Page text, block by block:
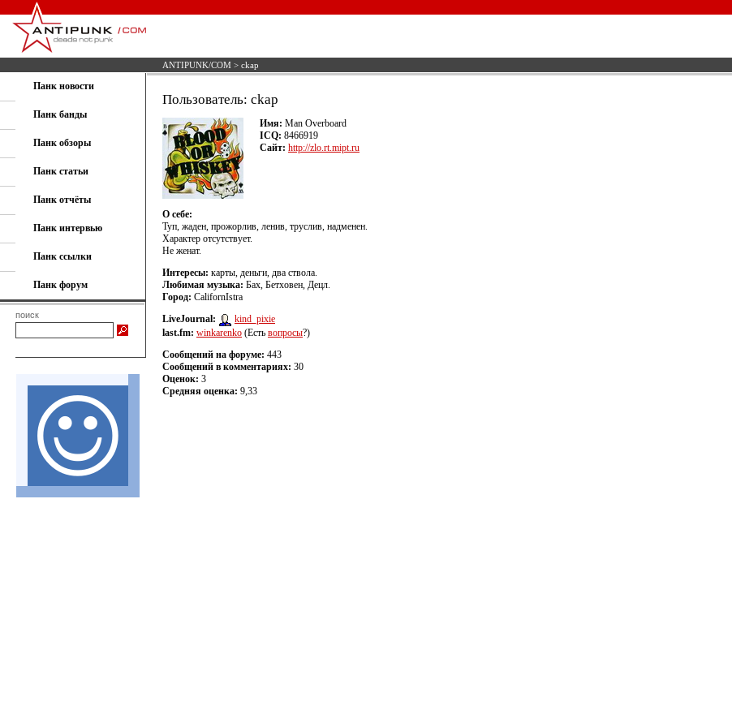
ANTIPUNK/COM > ckap
Панк новости
Панк банды
Панк обзоры
Панк статьи
Панк отчёты
Панк интервью
Панк ссылки
Панк форум
поиск
Пользователь: ckap
Имя: Man Overboard
ICQ: 8466919
Сайт: http://zlo.rt.mipt.ru
О себе:
Туп, жаден, прожорлив, ленив, труслив, надменен.
Характер отсутствует.
Не женат.
Интересы: карты, деньги, два ствола.
Любимая музыка: Бах, Бетховен, Децл.
Город: CalifornIstra
LiveJournal:
kind_pixie
last.fm: winkarenko (Есть вопросы?)
Сообщений на форуме: 443
Сообщений в комментариях: 30
Оценок: 3
Средняя оценка: 9,33